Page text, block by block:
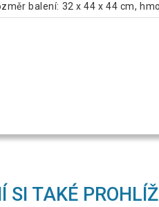
balení: 32 x 44 x 44 cm,
SI TAKÉ